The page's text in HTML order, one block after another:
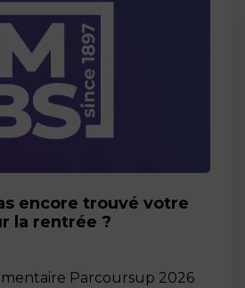
encore trouvé votre
la rentrée ?
Parcoursup 2026